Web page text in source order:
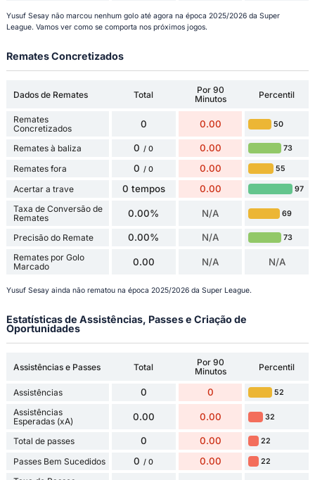
Yusuf Sesay não marcou nenhum golo até agora na época 2025/2026 da Super
League. Vamos ver como se comporta nos próximos jogos.
Remates Concretizados
Dados de Remates Total
Por 90
Minutos
Percentil
Remates
Concretizados
0 0.00 50
Remates à baliza 0 / 0 0.00 73
Remates fora 0 / 0 0.00 55
Acertar a trave 0 tempos 0.00 97
Taxa de Conversão de
Remates
0.00% N/A 69
Precisão do Remate 0.00% N/A 73
Remates por Golo
Marcado
0.00 N/A N/A
Yusuf Sesay ainda não rematou na época 2025/2026 da Super League.
Estatísticas de Assistências, Passes e Criação de
Oportunidades
Assistências e Passes Total
Por 90
Minutos
Percentil
Assistências 0 0 52
Assistências
Esperadas (xA)
0.00 0.00 32
Total de passes 0 0.00 22
Passes Bem Sucedidos 0 / 0 0.00 22